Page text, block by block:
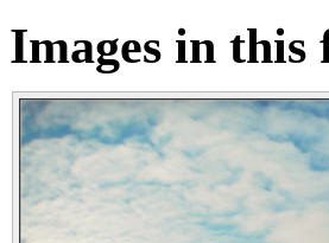
Images in this